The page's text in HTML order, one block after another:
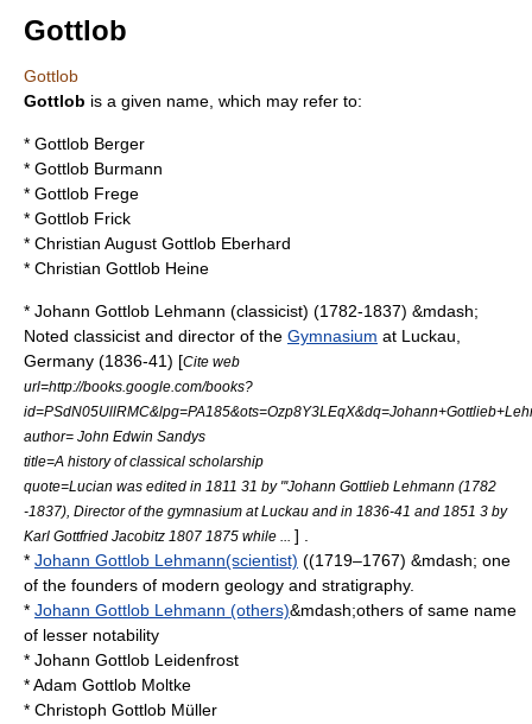
Gottlob
Gottlob
Gottlob is a given name, which may refer to:
* Gottlob Berger
* Gottlob Burmann
* Gottlob Frege
* Gottlob Frick
* Christian August Gottlob Eberhard
* Christian Gottlob Heine
* Johann Gottlob Lehmann (classicist) (1782-1837) &mdash;
Noted classicist and director of the Gymnasium at Luckau
Germany (1836-41) [Cite web
url=http://books.google.com/books?
author= John Edwin Sandys
title=A history of classical scholarship
quote=Lucian was edited in 1811 31 by "'Johann Gottlieb Lehmann (1782
-1837), Director of the gymnasium at Luckau and in 1836-41 and 1851 3 by
Karl Gottfried Jacobitz 1807 1875 while ... ] .
* Johann Gottlob Lehmann(scientist) ((1719–1767) &mdash; one
of the founders of modern geology and stratigraphy.
* Johann Gottlob Lehmann (others)&mdash;others of same name
of lesser notability
* Johann Gottlob Leidenfrost
*Adam Gottlob Moltke
* Christoph Gottlob Müller